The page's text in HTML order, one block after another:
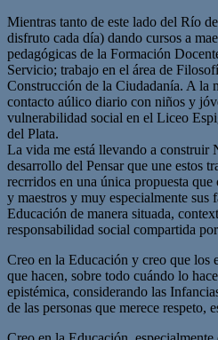
Mientras tanto de este lado del Río
disfruto cada día) dando cursos a
pedagógicas de la Formación
Servicio; trabajo en el área de
Construcción de la Ciudadanía. A la
contacto aúlico diario con niños y
vulnerabilidad social en el Liceo
del Plata.
La vida me está llevando a construir
desarrollo del Pensar que une estos
recrridos en una única propuesta
y maestros y muy especialmente sus
Educación de manera situada,
responsabilidad social compartida
Creo en la Educación y creo que los
que hacen, sobre todo cuándo lo
epistémica, considerando las
de las personas que merece respeto,